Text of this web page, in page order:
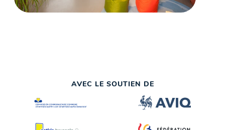
AVEC LE SOUTIEN DE